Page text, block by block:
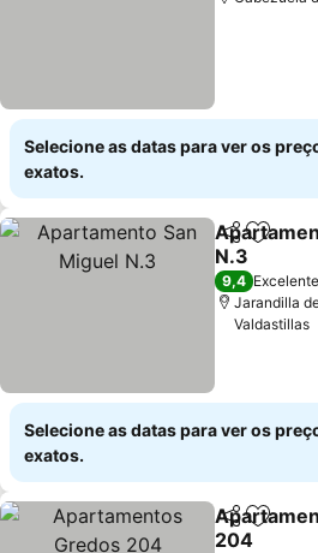
Selecione as datas para ver os
exatos.
Partilhar
N.3
9,4 Excelente
Jarandilla
Valdastillas
Selecione as datas para ver os
exatos.
Partilhar
204